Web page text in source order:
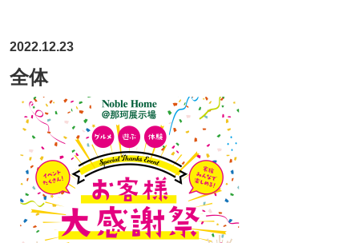
2022.12.23
全体